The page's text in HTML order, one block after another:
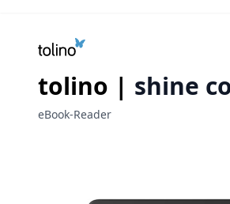
tolino | shine
eBook-Reader